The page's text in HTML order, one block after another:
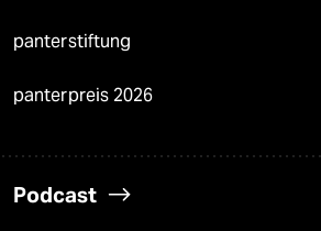
panterstiftung
panterpreis 2026
Podcast